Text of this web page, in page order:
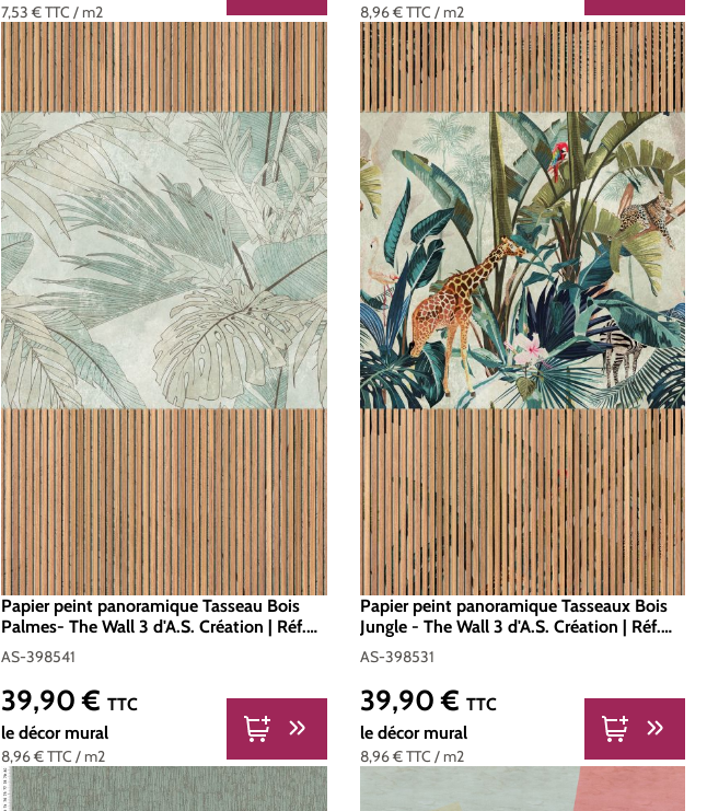
7,53 €TTC/ m2 8,96 €TTC / m2
Papier peint panoramique Tasseau Bois
Palmes- The Wall 3 d'A.S. Création | Réf.
AS-398541
AS-398541
8,96 €TTC/ m2
Prix régulier :
39,90 €TTC
le décor mural
Papier peint panoramique Tasseaux Bois
Jungle - The Wall 3 d'A.S. Création | Réf.
AS-398531
AS-398531
8,96 €TTC / m2
Prix régulier :
39,90 € TTC
le décor mural